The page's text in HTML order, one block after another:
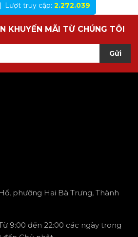
| Lượt truy cập: 2.272.039
KHUYẾN MÃI TỪ CHÚNG TÔI
Gửi
phường Hai Bà Trưng, Thành
9:00 đến 22:00 các ngày trong